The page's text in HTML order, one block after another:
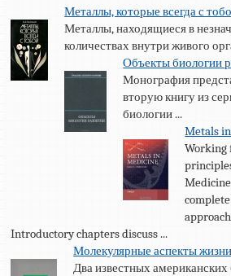
Металлы, которые всегда с
Металлы, находящиеся в
количествах внутри живого
Объекты биологии
Монография
вторую книгу из
биологии ...
Metals
Working
Introductory chapters discuss ...
Молекулярные аспекты жизни
Два известных